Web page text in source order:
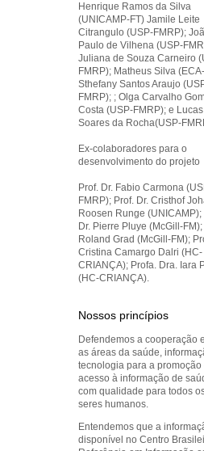
Henrique Ramos da Silva
(UNICAMP-FT) Jamile Leite
Citrangulo (USP-FMRP);
Paulo de Vilhena (USP-
Juliana de Souza Carneiro
FMRP); Matheus Silva
Sthefany Santos Araujo
FMRP); ; Olga Carvalho
Costa (USP-FMRP); e Lucas
Soares da Rocha(USP-
Ex-colaboradores para o
desenvolvimento do projeto
Prof. Dr. Fabio Carmona
FMRP); Prof. Dr. Cristhof
Roosen Runge (UNICAMP);
Dr. Pierre Pluye (McGill-
Roland Grad (McGill-FM);
Cristina Camargo Dalri (HC-
CRIANÇA); Profa. Dra. Iara
(HC-CRIANÇA).
Nossos princípios
Defendemos a cooperação
as áreas da saúde,
tecnologia para a promoção
acesso à informação de
com qualidade para todos
seres humanos.
Entendemos que a
disponível no Centro